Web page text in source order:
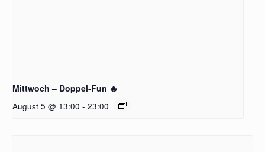
Mittwoch – Doppel-Fun 🔥
August 5 @ 13:00 - 23:00